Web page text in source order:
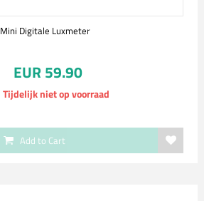
Mini Digitale Luxmeter
EUR 59.90
Tijdelijk niet op voorraad
Add to Cart